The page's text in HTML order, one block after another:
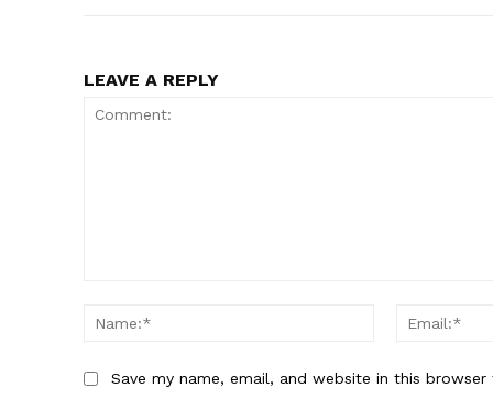
LEAVE A REPLY
Name:*
Save my name, email, and website in this